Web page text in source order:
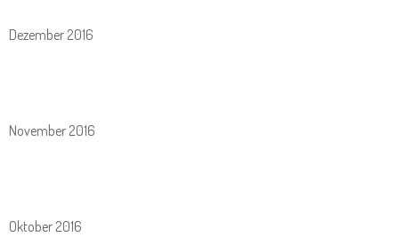
Dezember 2016
November 2016
Oktober 2016